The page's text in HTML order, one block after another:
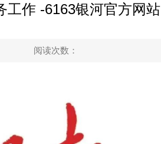
工作 -6163银河官方网站
阅读次数：